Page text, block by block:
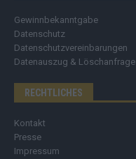
Gewinnbekanntgabe
Datenschutz
Datenschutzvereinbarungen
Datenauszug & Löschanfrage
RECHTLICHES
Kontakt
Presse
Impressum